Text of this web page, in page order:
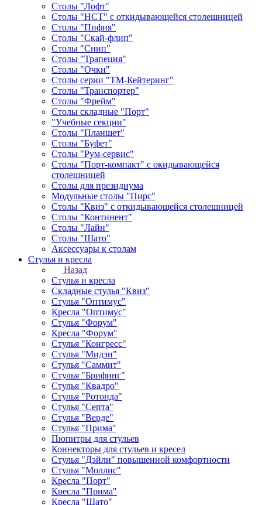
Столы "Лофт"
Столы "НСТ" с откидывающейся столешницей
Столы "Пифия"
Столы "Скай-флип"
Столы "Снип"
Столы "Трапеция"
Столы "Очки"
Столы серии "ТМ-Кейтеринг"
Столы "Транспортер"
Столы "Фрейм"
Столы складные "Порт"
"Учебные секции"
Столы "Планшет"
Столы "Буфет"
Столы "Рум-сервис"
Столы "Порт-компакт" с окидывающейся
столешницей
Столы для президиума
Модульные столы "Пирс"
Столы "Квиз" с откидывающейся столешницей
Столы "Континент"
Столы "Лайн"
Столы "Шато"
Аксессуары к столам
Стулья и кресла
Назад
Стулья и кресла
Складные стулья "Квиз"
Стулья "Оптимус"
Кресла "Оптимус"
Стулья "Форум"
Кресла "Форум"
Стулья "Конгресс"
Стулья "Мидэн"
Стулья "Саммит"
Стулья "Брифинг"
Стулья "Квадро"
Стулья "Ротонда"
Стулья "Септа"
Стулья "Верде"
Стулья "Прима"
Пюпитры для стульев
Коннекторы для стульев и кресел
Стулья "Дэйли" повышенной комфортности
Стулья "Моллис"
Кресла "Порт"
Кресла "Прима"
Кресла "Шато"